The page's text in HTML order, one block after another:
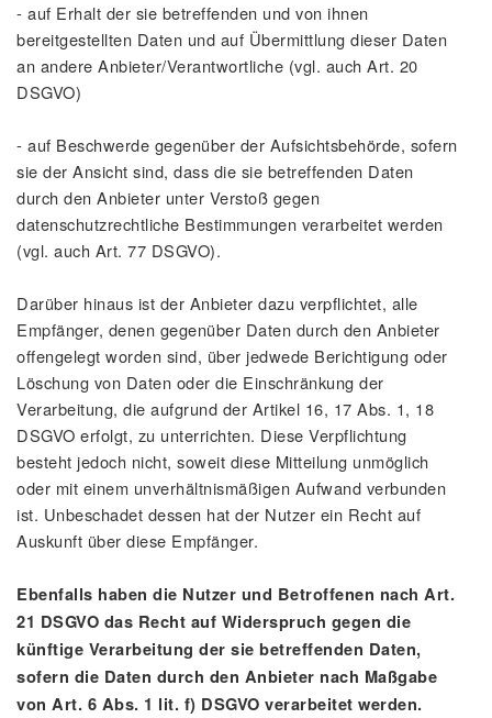
- auf Erhalt der sie betreffenden und von ihnen
bereitgestellten Daten und auf Übermittlung dieser Daten
an andere Anbieter/Verantwortliche (vgl. auch Art. 20
DSGVO)
- auf Beschwerde gegenüber der Aufsichtsbehörde, sofern
sie der Ansicht sind, dass die sie betreffenden Daten
durch den Anbieter unter Verstoß gegen
datenschutzrechtliche Bestimmungen verarbeitet werden
(vgl. auch Art. 77 DSGVO).
Darüber hinaus ist der Anbieter dazu verpflichtet, alle
Empfänger, denen gegenüber Daten durch den Anbieter
offengelegt worden sind, über jedwede Berichtigung oder
Löschung von Daten oder die Einschränkung der
Verarbeitung, die aufgrund der Artikel 16, 17 Abs. 1, 18
DSGVO erfolgt, zu unterrichten. Diese Verpflichtung
besteht jedoch nicht, soweit diese Mitteilung unmöglich
oder mit einem unverhältnismäßigen Aufwand verbunden
ist. Unbeschadet dessen hat der Nutzer ein Recht auf
Auskunft über diese Empfänger.
Ebenfalls haben die Nutzer und Betroffenen nach Art.
21 DSGVO das Recht auf Widerspruch gegen die
künftige Verarbeitung der sie betreffenden Daten,
sofern die Daten durch den Anbieter nach Maßgabe
von Art. 6 Abs. 1 lit. f) DSGVO verarbeitet werden.